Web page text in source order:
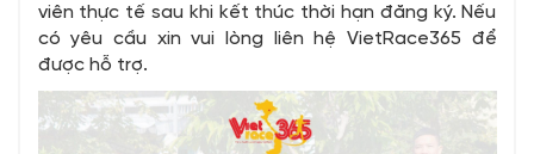
viên thực tế sau khi kết thúc thời hạn đăng ký. Nếu
có yêu cầu xin vui lòng liên hệ VietRace365 để
được hỗ trợ.